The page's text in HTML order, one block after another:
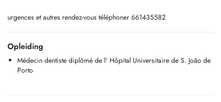
urgences et autres rendez-vous téléphoner 661435582
Opleiding
Médecin dentiste diplômé de l' Hôpital Universitaire de S. João de
Porto